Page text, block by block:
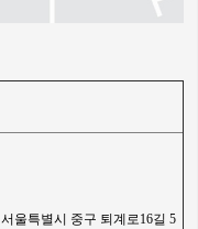
서울특별시 중구 퇴계로16길 5